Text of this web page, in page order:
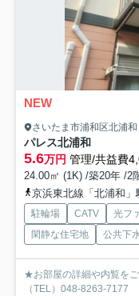
NEW
さいたま市浦和区北浦和
パレス北浦和
5.6万円 管理/共益費
24.00㎡ (1K) /築20年 /2
京浜東北線「北浦和」
駐輪場 CATV 光フ
閑静な住宅地
公共下
★お部屋の詳細や内覧を
（TEL）048-8263-7177